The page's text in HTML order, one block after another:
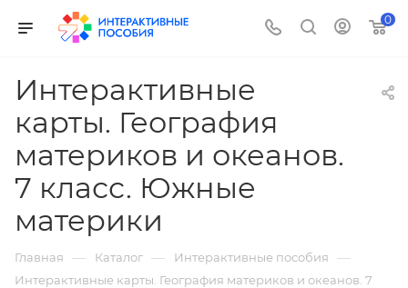
0
Интерактивные
карты. География
материков и океанов.
7 класс. Южные
материки
Главная — Каталог — Интерактивные пособия —
Интерактивные карты. География материков и океанов. 7